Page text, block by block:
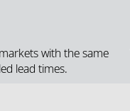
with the same
lead times.